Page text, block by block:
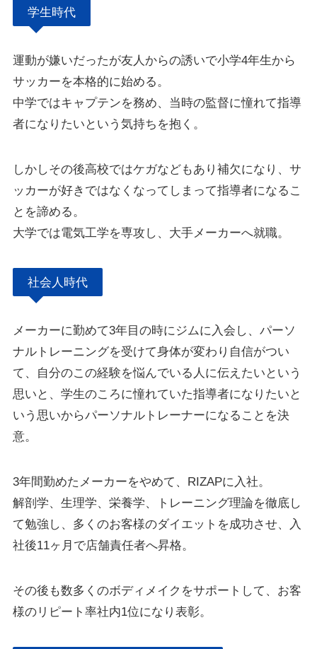
学生時代
運動が嫌いだったが友人からの誘いで小学4年生から
サッカーを本格的に始める。
中学ではキャプテンを務め、当時の監督に憧れて指導
者になりたいという気持ちを抱く。
しかしその後高校ではケガなどもあり補欠になり、サ
ッカーが好きではなくなってしまって指導者になるこ
とを諦める。
大学では電気工学を専攻し、大手メーカーへ就職。
社会人時代
メーカーに勤めて3年目の時にジムに入会し、パーソ
ナルトレーニングを受けて身体が変わり自信がつい
て、自分のこの経験を悩んでいる人に伝えたいという
思いと、学生のころに憧れていた指導者になりたいと
いう思いからパーソナルトレーナーになることを決
意。
3年間勤めたメーカーをやめて、RIZAPに入社。
解剖学、生理学、栄養学、トレーニング理論を徹底し
て勉強し、多くのお客様のダイエットを成功させ、入
社後11ヶ月で店舗責任者へ昇格。
その後も数多くのボディメイクをサポートして、お客
様のリピート率社内1位になり表彰。